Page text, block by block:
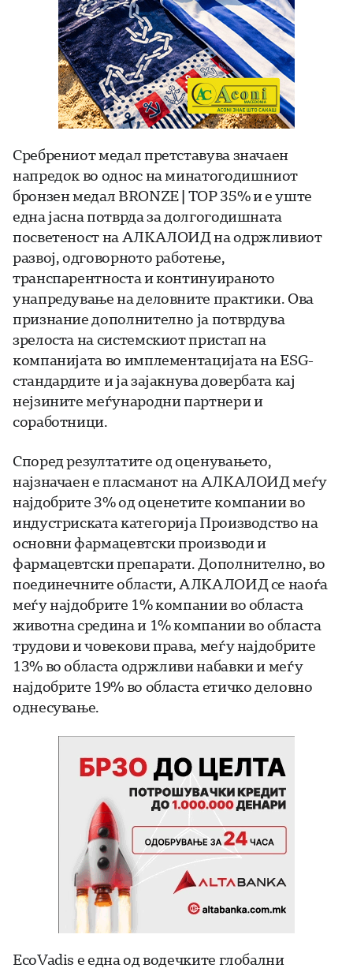
Сребрениот медал претставува значаен
напредок во однос на минатогодишниот
бронзен медал BRONZE | TOP 35% и е уште
една јасна потврда за долгогодишната
посветеност на АЛКАЛОИД на одржливиот
развој, одговорното работење,
транспарентноста и континуираното
унапредување на деловните практики. Ова
признание дополнително ја потврдува
зрелоста на системскиот пристап на
компанијата во имплементацијата на ESG-
стандардите и ја зајакнува довербата кај
нејзините меѓународни партнери и
соработници.
Според резултатите од оценувањето,
најзначаен е пласманот на АЛКАЛОИД меѓу
најдобрите 3% од оценетите компании во
индустриската категорија Производство на
основни фармацевтски производи и
фармацевтски препарати. Дополнително, во
поединечните области, АЛКАЛОИД се наоѓа
меѓу најдобрите 1% компании во областа
животна средина и 1% компании во областа
трудови и човекови права, меѓу најдобрите
13% во областа одржливи набавки и меѓу
најдобрите 19% во областа етичко деловно
однесување.
EcoVadis е една од водечките глобални